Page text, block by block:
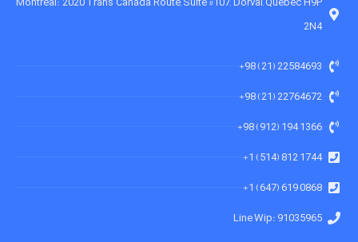
2N4
22584693 (21) 98+
22764672 (21) 98+
1366 194 (912) 98+
1744 812 (514) 1+
0868 619 (647) 1+
91035965 :Line Wip